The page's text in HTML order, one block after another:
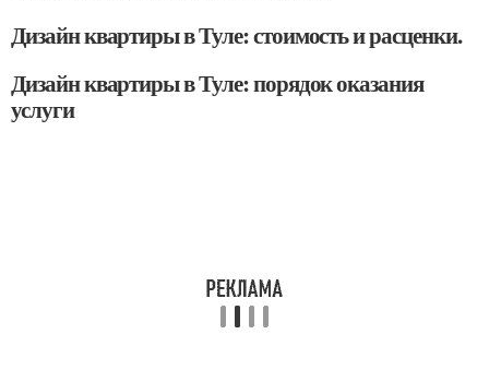
Дизайн квартиры в Туле: стоимость и расценки.
Дизайн квартиры в Туле: порядок оказания
услуги